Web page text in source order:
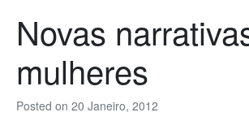
Posted on 20 Janeiro, 2012
Novas
mulheres